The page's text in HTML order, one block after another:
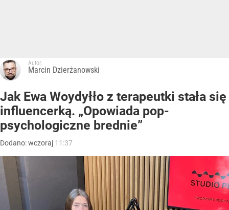
Autor:
Marcin Dzierżanowski
Jak Ewa Woydyłło z terapeutki stała się
influencerką. „Opowiada pop-
psychologiczne brednie”
Dodano:wczoraj 11:37